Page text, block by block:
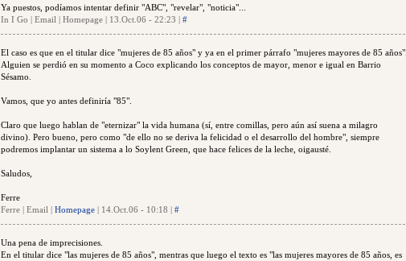
Ya puestos, podíamos intentar definir "ABC", "revelar", "noticia"...
In I Go | Email | Homepage | 13.Oct.06 - 22:23 | #
El caso es que en el titular dice "mujeres de 85 años" y ya en el primer párrafo "mujeres mayores de 85 años".
Alguien se perdió en su momento a Coco explicando los conceptos de mayor, menor e igual en Barrio
Sésamo.
Vamos, que yo antes definiría "85".
Claro que luego hablan de "eternizar" la vida humana (sí, entre comillas, pero aún así suena a milagro
divino). Pero bueno, pero como "de ello no se deriva la felicidad o el desarrollo del hombre", siempre
podremos implantar un sistema a lo Soylent Green, que hace felices de la leche, oigausté.
Saludos,
Ferre
Ferre | Email | Homepage | 14.Oct.06 - 10:18 | #
Una pena de imprecisiones.
En el titular dice "las mujeres de 85 años", mentras que luego el texto es "las mujeres mayores de 85 años, es